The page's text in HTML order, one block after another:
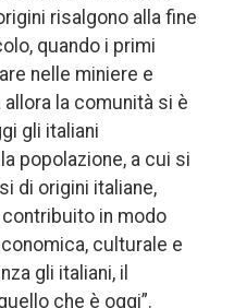
risalgono alla fine
quando i primi
nelle miniere e
allora la comunità si è
gli italiani
popolazione, a cui si
di origini italiane,
in modo
culturale e
gli italiani, il
che è oggi”.